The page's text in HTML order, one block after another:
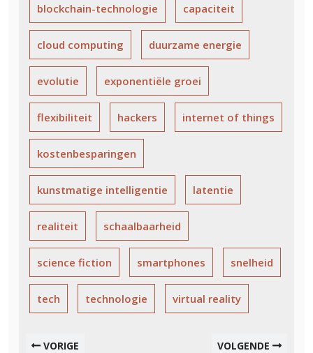
blockchain-technologie capaciteit
cloud computing duurzame energie
evolutie exponentiële groei
flexibiliteit hackers internet of things
kostenbesparingen
kunstmatige intelligentie latentie
realiteit schaalbaarheid
science fiction smartphones snelheid
tech technologie virtual reality
VORIGE VOLGENDE